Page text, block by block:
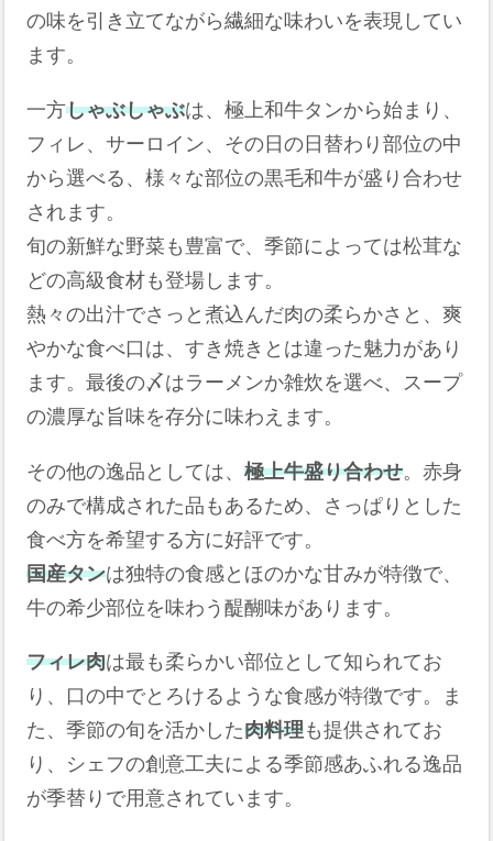
の味を引き立てながら繊細な味わいを表現してい
ます。
一方しゃぶしゃぶは、極上和牛タンから始まり、
フィレ、サーロイン、その日の日替わり部位の中
から選べる、様々な部位の黒毛和牛が盛り合わせ
されます。
旬の新鮮な野菜も豊富で、季節によっては松茸な
どの高級食材も登場します。
熱々の出汁でさっと煮込んだ肉の柔らかさと、爽
やかな食べ口は、すき焼きとは違った魅力があり
ます。最後の〆はラーメンか雑炊を選べ、スープ
の濃厚な旨味を存分に味わえます。
その他の逸品としては、極上牛盛り合わせ。赤身
のみで構成された品もあるため、さっぱりとした
食べ方を希望する方に好評です。
国産タンは独特の食感とほのかな甘みが特徴で、
牛の希少部位を味わう醍醐味があります。
フィレ肉は最も柔らかい部位として知られてお
り、口の中でとろけるような食感が特徴です。ま
た、季節の旬を活かした肉料理も提供されてお
り、シェフの創意工夫による季節感あふれる逸品
が季替りで用意されています。